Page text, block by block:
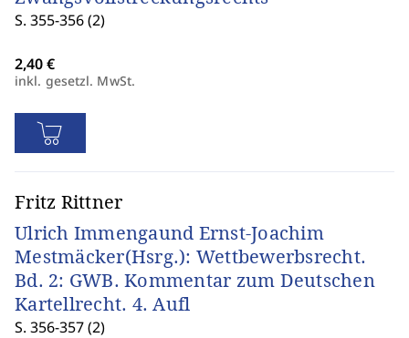
S. 355-356 (2)
inkl. gesetzl. MwSt.
Fritz Rittner
Ulrich Immengaund Ernst-Joachim
Mestmäcker(Hsrg.): Wettbewerbsrecht.
Bd. 2: GWB. Kommentar zum Deutschen
Kartellrecht. 4. Aufl
S. 356-357 (2)